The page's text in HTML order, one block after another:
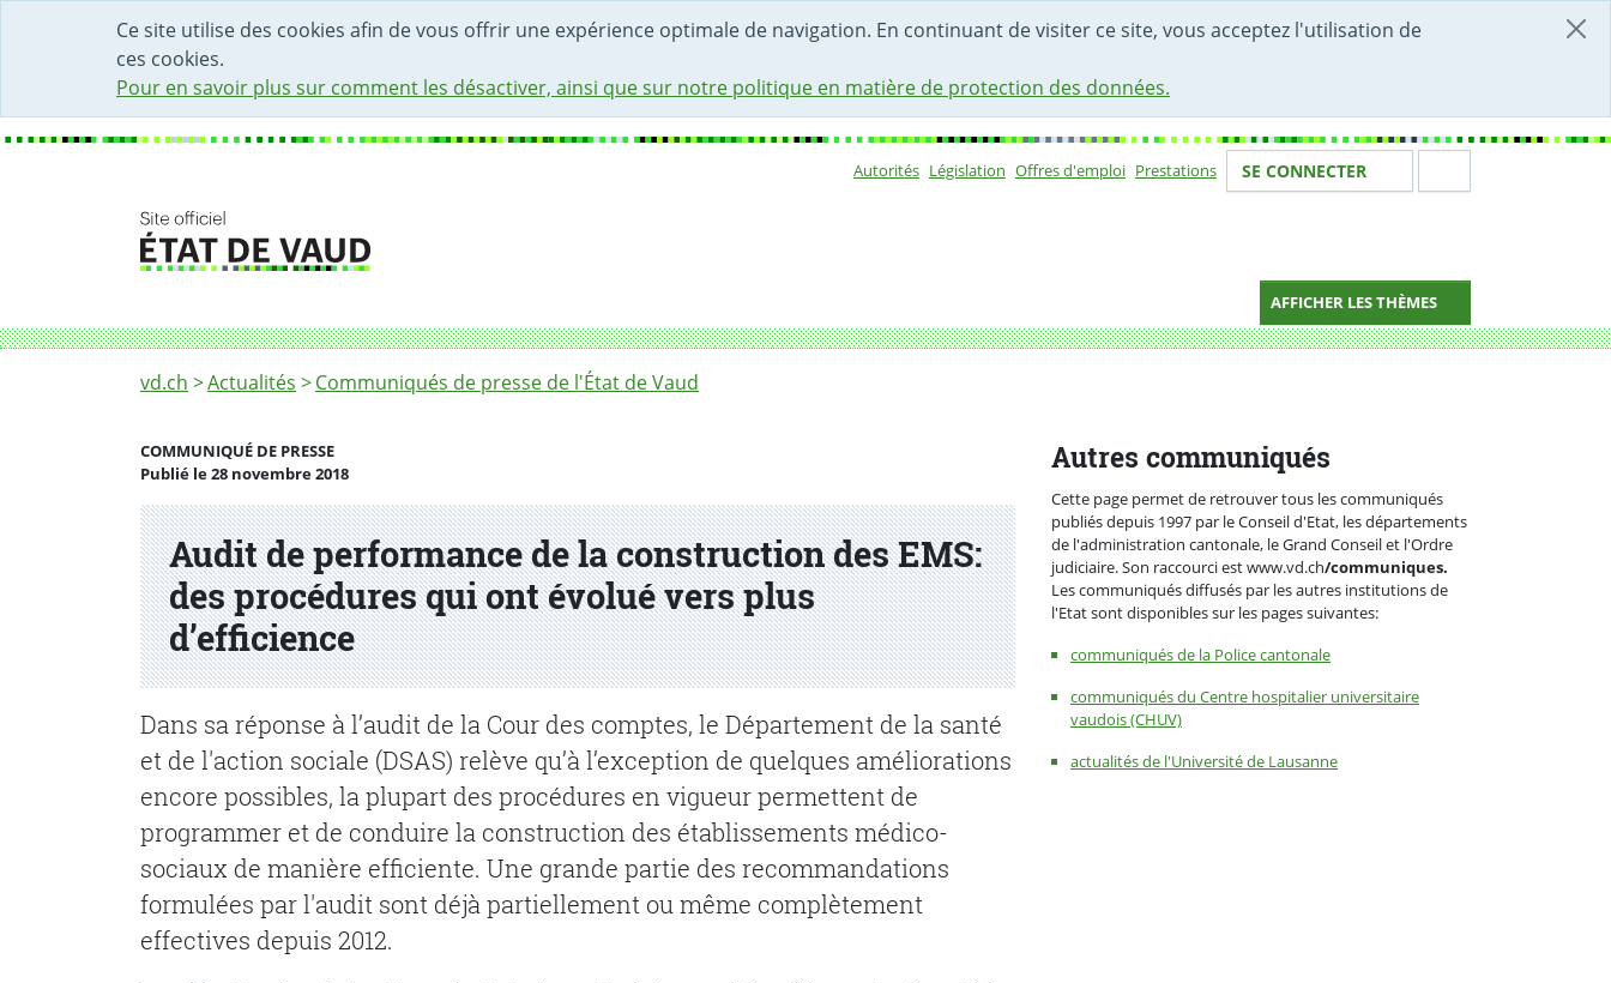
Ce site utilise des cookies afin de vous offrir une expérience optimale de navigation. En continuant de visiter ce site, vous acceptez l'utilisation de
ces cookies.
Pour en savoir plus sur comment les désactiver, ainsi que sur notre politique en matière de protection des données.
DÉBUT DU CONTENU DE LA PAGE
ACCÈS AU CHAMP DE RECHERCHE
PAGE D'ACCUEIL
FORMULAIRE DE CONTACT
Autorités Législation Offres d'emploi Prestations Votre identité
SE CONNECTER
AFFICHER LES THÈMES
Fil d'Ariane
vd.ch Actualités Communiqués de presse de l'État de Vaud
Audit de performance de la construction des EMS: des procédures qui ont évolué vers plus d’efficience
Audit de performance de la construction des EMS:
des procédures qui ont évolué vers plus
d’efficience
COMMUNIQUÉ DE PRESSE
Publié le 28 novembre 2018
Partenaire(s)
Dans sa réponse à l’audit de la Cour des comptes, le Département de la santé
et de l'action sociale (DSAS) relève qu’à l’exception de quelques améliorations
encore possibles, la plupart des procédures en vigueur permettent de
programmer et de conduire la construction des établissements médico-
sociaux de manière efficiente. Une grande partie des recommandations
formulées par l'audit sont déjà partiellement ou même complètement
effectives depuis 2012.
Autres communiqués
Cette page permet de retrouver tous les communiqués
publiés depuis 1997 par le Conseil d'Etat, les départements
de l'administration cantonale, le Grand Conseil et l'Ordre
judiciaire. Son raccourci est www.vd.ch/communiques.
Les communiqués diffusés par les autres institutions de
l'Etat sont disponibles sur les pages suivantes:
communiqués de la Police cantonale
communiqués du Centre hospitalier universitaire
vaudois (CHUV)
actualités de l'Université de Lausanne